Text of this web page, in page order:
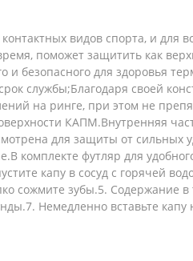
видов спорта, и для
поможет защитить как
безопасного для здоровья
службы;Благодаря своей
на ринге, при этом не
КАПМ.Внутренняя
для защиты от сильных
комплекте футляр для
капу в сосуд с горячей
сожмите зубы.5. Содержание
Немедленно вставьте